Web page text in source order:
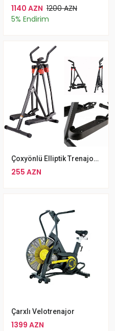
1140 AZN 1200 AZN
5% Endirim
Çoxyönlü Elliptik Trenajor Walker JS-028 Maksimal İstifadəçi Çəkisi 100 Kq
255 AZN
Çarxlı Velotrenajor
1399 AZN